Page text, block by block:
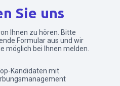
Sie uns
Ihnen zu hören. Bitte
Formular aus und wir
möglich bei Ihnen melden.
Kandidaten mit